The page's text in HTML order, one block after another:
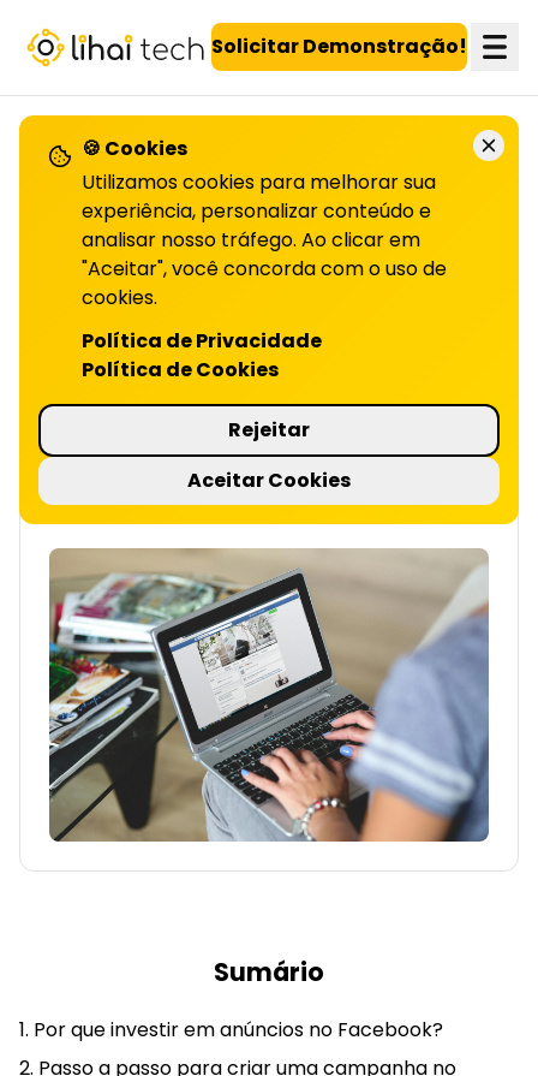
LiHai - Página inicial Solicitar Demonstração!
VOLTAR PARA O BLOG
Guia prático: como
anunciar no Facebook
| LIHAI
podem aumentar alcance, engajamento e
conversão. Leia o artigo completo e saiba
3 minutos de leitura
Sumário
Por que investir em anúncios no Facebook?
Passo a passo para criar uma campanha no
🍪 Cookies
Utilizamos cookies para melhorar sua
experiência, personalizar conteúdo e
analisar nosso tráfego. Ao clicar em
"Aceitar", você concorda com o uso de
cookies.
Política de Privacidade
Política de Cookies
Rejeitar
Aceitar Cookies